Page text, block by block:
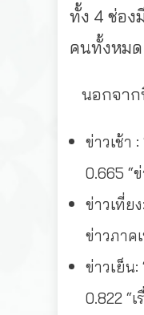
ทั้ง 4 ช่อง
คนทั้งหมด
นอกจาก
ข่าวเช้า
0.665 “
ข่าวเที่ย
ข่าวภาค
ข่าวเย็น:
0.822 “